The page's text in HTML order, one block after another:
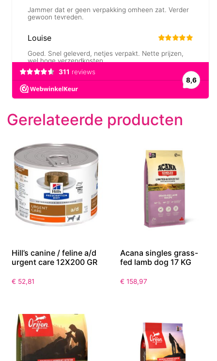
Gerelateerde producten
Hill’s canine / feline a/d
urgent care 12X200 GR
€ 52,81
Acana singles grass-
fed lamb dog 17 KG
€ 158,97